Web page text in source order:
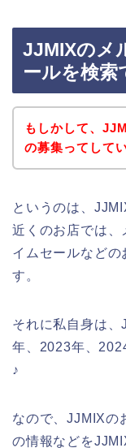
JJMIXのメ
ールを検索
もしかして、
の募集ってして
というのは、
近くのお店では、
イムセールなど
す。
それに私自身は
年、2023年、
♪
なので、JJMIXの
の情報などを